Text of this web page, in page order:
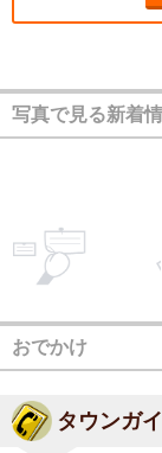
写真で見る新着
おでかけ
タウンガ